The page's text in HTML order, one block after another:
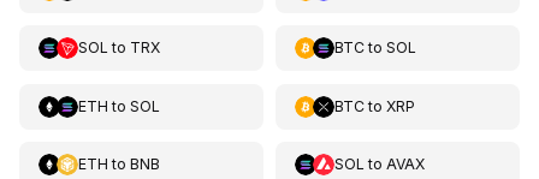
SOL to TRX BTCto SOL
ETH to SOL BTCto XRP
ETH to BNB SOL to AVAX